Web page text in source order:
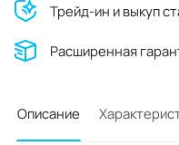
Трейд-ин и выкуп
Расширенная
Описание